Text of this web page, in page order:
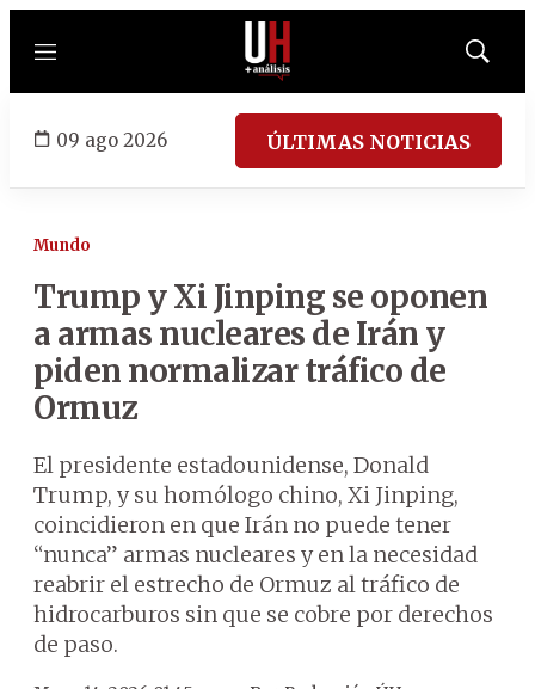
Menú
Mostrar
09 ago 2026 ÚLTIMAS NOTICIAS
Mundo
Trump y Xi Jinping se oponen
a armas nucleares de Irán y
piden normalizar tráfico de
Ormuz
El presidente estadounidense, Donald
Trump, y su homólogo chino, Xi Jinping,
coincidieron en que Irán no puede tener
“nunca” armas nucleares y en la necesidad
reabrir el estrecho de Ormuz al tráfico de
hidrocarburos sin que se cobre por derechos
de paso.